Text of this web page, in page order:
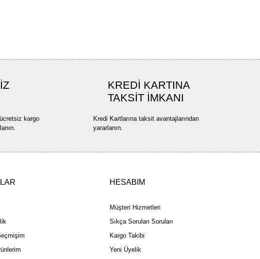
kargo
KREDİ KARTINA
TAKSİT İMKANI
Kredi Kartlarına taksit avantajlarından
yararlanın.
HESABIM
Müşteri Hizmetleri
Sıkça Sorulan Soruları
Kargo Takibi
Yeni Üyelik